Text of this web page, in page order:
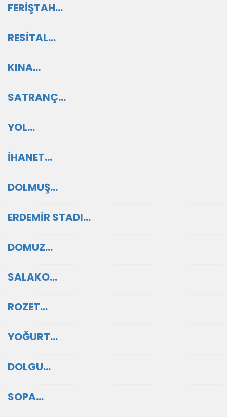
FERİŞTAH…
RESİTAL…
KINA…
SATRANÇ…
YOL…
İHANET…
DOLMUŞ…
ERDEMİR STADI…
DOMUZ…
SALAKO…
ROZET…
YOĞURT…
DOLGU…
SOPA…